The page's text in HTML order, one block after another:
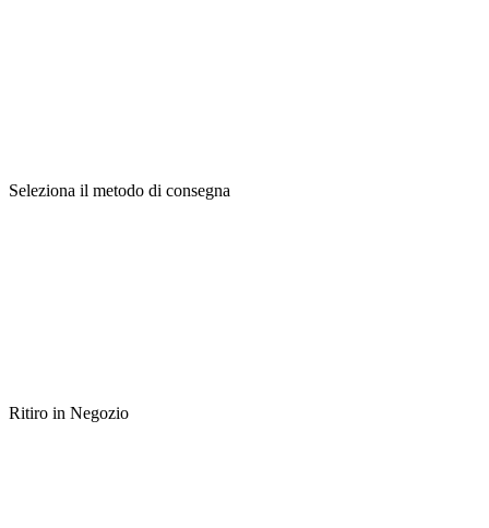
Seleziona il metodo di consegna
Ritiro in Negozio